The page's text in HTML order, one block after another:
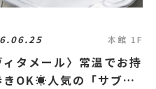
本館 1F
ィタメール〉常温でお持
きOK☀️人気の「サブ